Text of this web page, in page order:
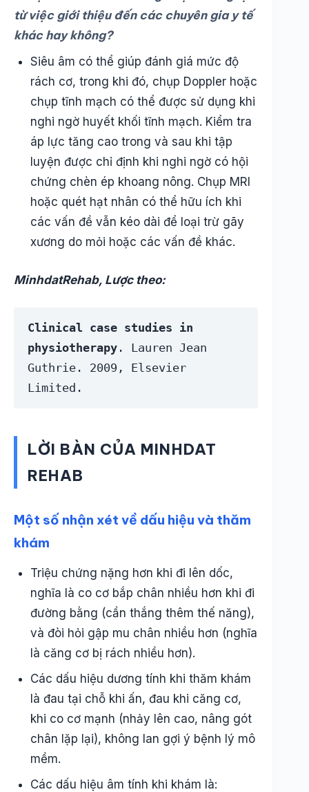
từ việc giới thiệu đến các chuyên gia y tế
khác hay không?
Siêu âm có thể giúp đánh giá mức độ
rách cơ, trong khi đó, chụp Doppler hoặc
chụp tĩnh mạch có thể được sử dụng khi
nghi ngờ huyết khối tĩnh mạch. Kiểm tra
áp lực tăng cao trong và sau khi tập
luyện được chỉ định khi nghi ngờ có hội
chứng chèn ép khoang nông. Chụp MRI
hoặc quét hạt nhân có thể hữu ích khi
các vấn đề vẫn kéo dài để loại trừ gãy
xương do mỏi hoặc các vấn đề khác.
MinhdatRehab, Lược theo:
Clinical case studies in
physiotherapy . Lauren Jean
Guthrie. 2009, Elsevier
Limited.
LỜI BÀN CỦA MINHDAT
REHAB
Một số nhận xét về dấu hiệu và thăm
khám
Triệu chứng nặng hơn khi đi lên dốc,
nghĩa là co cơ bắp chân nhiều hơn khi đi
đường bằng (cần thắng thêm thế năng),
và đòi hỏi gập mu chân nhiều hơn (nghĩa
là căng cơ bị rách nhiều hơn).
Các dấu hiệu dương tính khi thăm khám
là đau tại chỗ khi ấn, đau khi căng cơ,
khi co cơ mạnh (nhảy lên cao, nâng gót
chân lặp lại), không lan gợi ý bệnh lý mô
mềm.
Các dấu hiệu âm tính khi khám là: